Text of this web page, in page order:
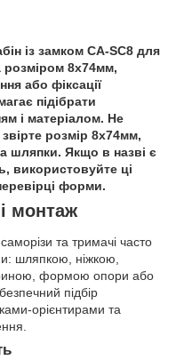
із замком CA-SC8 для
розміром 8х74мм,
або фіксації
підібрати
і матеріалом. Не
розмір 8х74мм,
шляпки. Якщо в назві є
використовуйте ці
форми.
монтаж
та тримачі часто
шляпкою, ніжкою,
формою опори або
підбір
орієнтирами та